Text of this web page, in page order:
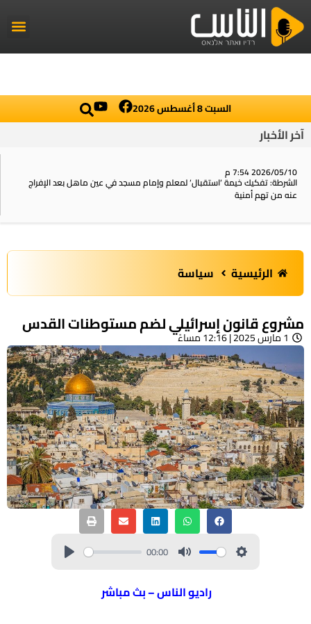
السبت 8 أغسطس 2026
آخر الأخبار
2026/05/10 7:54 م
الشرطة: تفكيك خيمة ‘استقبال‘ لمعلم وإمام مسجد في عين ماهل بعد الإفراج
عنه من تهم أمنية
الرئيسية سياسة
مشروع قانون إسرائيلي لضم مستوطنات القدس
1 مارس 2025 | 12:16 مساءً
00:00
راديو الناس – بث مباشر